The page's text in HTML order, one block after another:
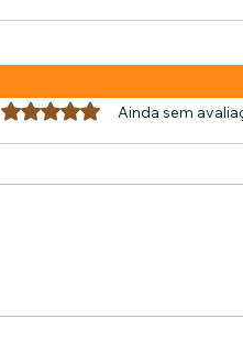
Avaliado com 0 de 5
Ainda sem